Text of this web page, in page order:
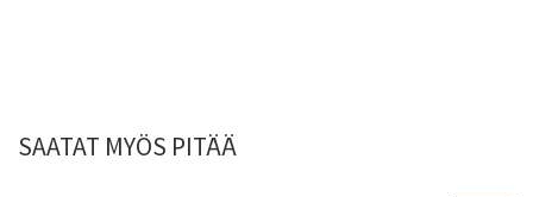
SAATAT MYÖS PITÄÄ